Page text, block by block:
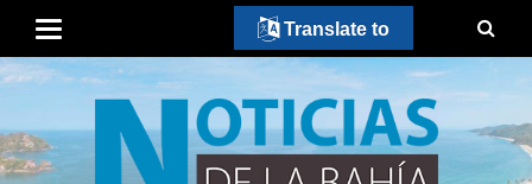
Translate to